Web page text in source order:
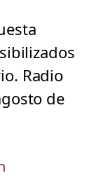
Radio
de